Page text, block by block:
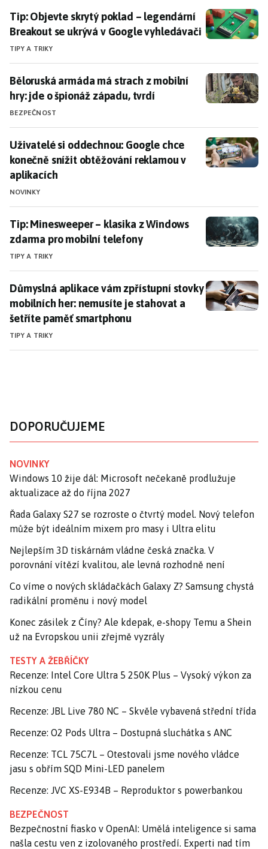
Tip: Objevte skrytý poklad – legendární Breakout se
Tip: Objevte skrytý poklad – legendární
Breakout se ukrývá v Google vyhledávači
TIPY A TRIKY
Běloruská armáda má strach z mobilní hry: jde o
Běloruská armáda má strach z mobilní
hry: jde o špionáž západu, tvrdí
BEZPEČNOST
Uživatelé si oddechnou: Google chce konečně snížit
Uživatelé si oddechnou: Google chce
konečně snížit obtěžování reklamou v
aplikacích
NOVINKY
Tip: Minesweeper – klasika z Windows zdarma pro
Tip: Minesweeper – klasika z Windows
zdarma pro mobilní telefony
TIPY A TRIKY
Důmyslná aplikace vám zpřístupní stovky
Důmyslná aplikace vám zpřístupní stovky
mobilních her: nemusíte je stahovat a
šetříte paměť smartphonu
TIPY A TRIKY
DOPORUČUJEME
NOVINKY
Windows 10 žije dál: Microsoft nečekaně prodlužuje
aktualizace až do října 2027
Řada Galaxy S27 se rozroste o čtvrtý model. Nový telefon
může být ideálním mixem pro masy i Ultra elitu
Nejlepším 3D tiskárnám vládne česká značka. V
porovnání vítězí kvalitou, ale levná rozhodně není
Co víme o nových skládačkách Galaxy Z? Samsung chystá
radikální proměnu i nový model
Konec zásilek z Číny? Ale kdepak, e-shopy Temu a Shein
už na Evropskou unii zřejmě vyzrály
TESTY A ŽEBŘÍČKY
Recenze: Intel Core Ultra 5 250K Plus – Vysoký výkon za
nízkou cenu
Recenze: JBL Live 780 NC – Skvěle vybavená střední třída
Recenze: O2 Pods Ultra – Dostupná sluchátka s ANC
Recenze: TCL 75C7L – Otestovali jsme nového vládce
jasu s obřím SQD Mini-LED panelem
Recenze: JVC XS-E934B – Reproduktor s powerbankou
BEZPEČNOST
Bezpečnostní fiasko v OpenAI: Umělá inteligence si sama
našla cestu ven z izolovaného prostředí. Experti nad tím